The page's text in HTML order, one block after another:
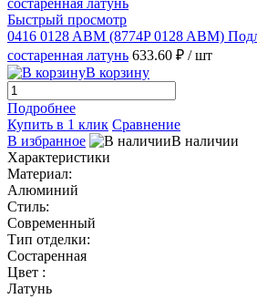
Быстрый просмотр
0416 0128 ABM (8774P 0128 ABM)
состаренная латунь 633.60 ₽ / шт
В корзину
Подробнее
Купить в 1 клик Сравнение
В избранное
В наличии
Характеристики
Материал:
Алюминий
Стиль:
Современный
Тип отделки:
Состаренная
Цвет :
Латунь